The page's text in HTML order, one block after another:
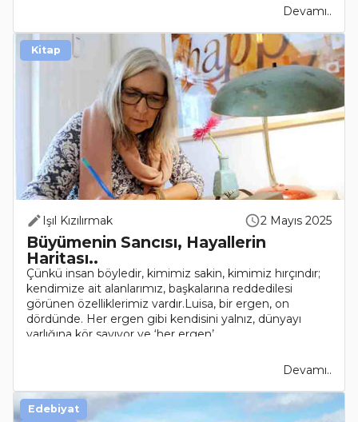
Devamı..
Işıl Kızılırmak 2 Mayıs 2025
Büyümenin Sancısı, Hayallerin
Haritası..
Çünkü insan böyledir, kimimiz sakin, kimimiz hırçındır;
kendimize ait alanlarımız, başkalarına reddedilesi
görünen özelliklerimiz vardır.Luisa, bir ergen, on
dördünde. Her ergen gibi kendisini yalnız, dünyayı
varlığına kör sayıyor ve ‘her ergen’ ..
Devamı..
Kitap
Edebiyat